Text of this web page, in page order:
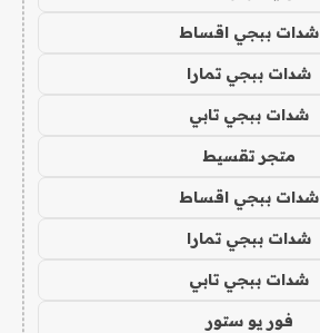
شدات ببجي اقساط
شدات ببجي تمارا
شدات ببجي تابي
متجر تقسيط
شدات ببجي اقساط
شدات ببجي تمارا
شدات ببجي تابي
فور يو ستور